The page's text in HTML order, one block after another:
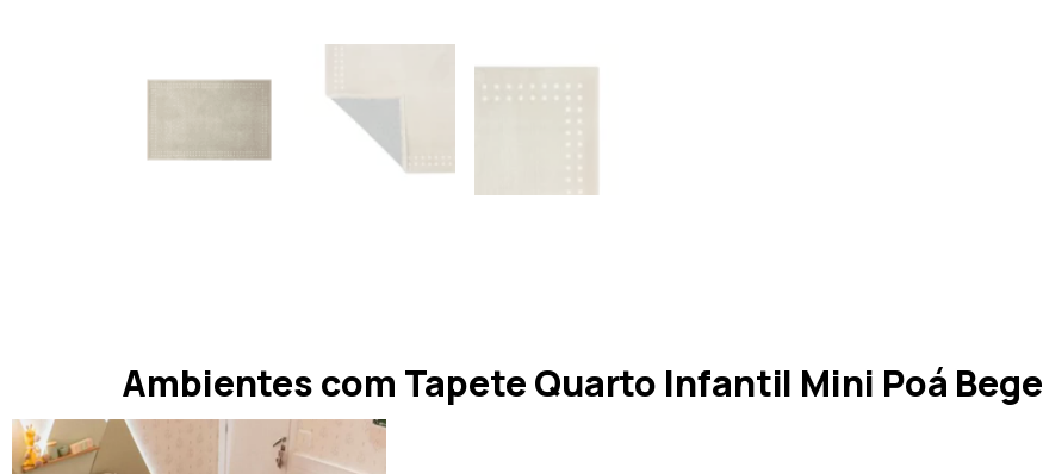
Ambientes com Tapete Quarto Infantil Mini Poá Bege